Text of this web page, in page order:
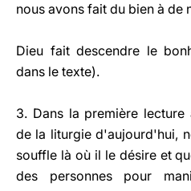
nous avons fait du bien à de
Dieu fait descendre le
dans le texte).
3. Dans la première
de la liturgie d'aujourd'hui,
souffle là où il le désire et
des personnes pour